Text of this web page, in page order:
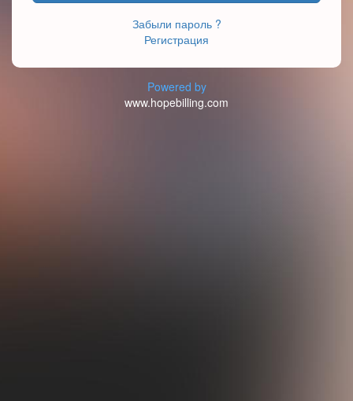
Забыли пароль ?
Регистрация
Powered by
www.hopebilling.com